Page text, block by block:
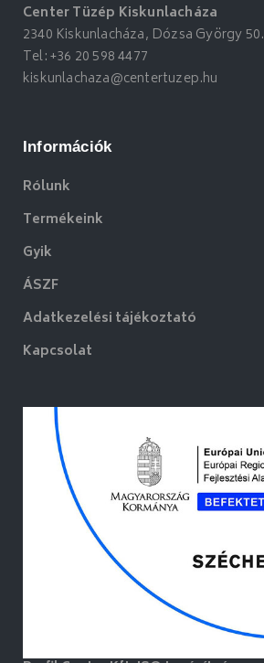
Center Tüzép Kiskunlacháza
2340 Kiskunlacháza, Dózsa György 50.
Tel:+36 20 598 4477
kiskunlachaza@centertuzep.hu
Információk
Rólunk
Termékeink
Gyik
ÁSZF
Adatkezelési tájékoztató
Kapcsolat